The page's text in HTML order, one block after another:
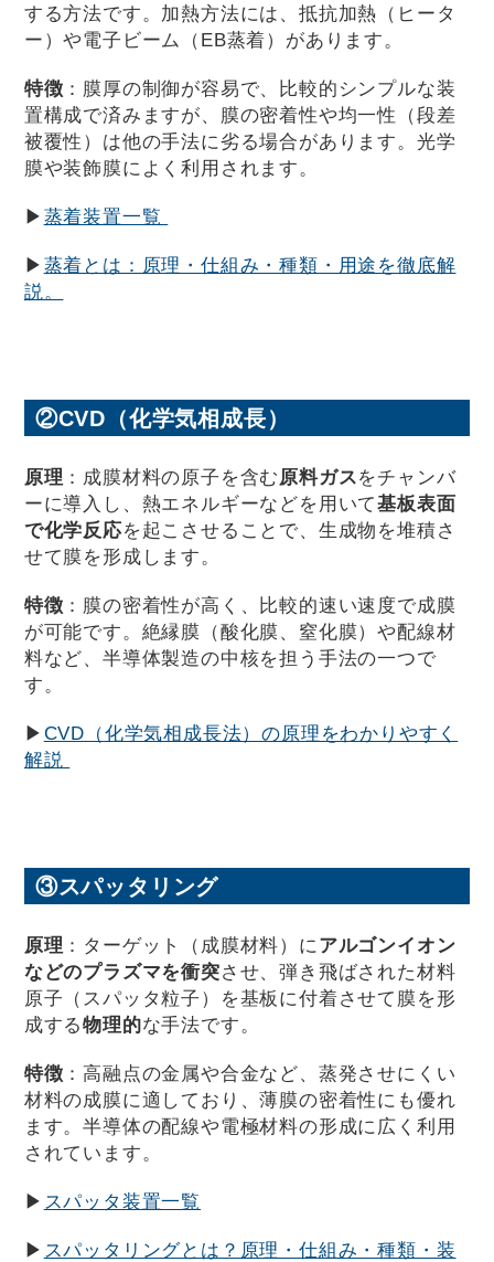
する方法です。加熱方法には、抵抗加熱（ヒータ
ー）や電子ビーム（EB蒸着）があります。
特徴 ：膜厚の制御が容易で、比較的シンプルな装
置構成で済みますが、膜の密着性や均一性（段差
被覆性）は他の手法に劣る場合があります。光学
膜や装飾膜によく利用されます。
▶ 蒸着装置一覧
▶ 蒸着とは：原理・仕組み・種類・用途を徹底解
説。
②CVD（化学気相成長）
原理 ：成膜材料の原子を含む 原料ガスをチャンバ
ーに導入し、熱エネルギーなどを用いて基板表面
で化学反応を起こさせることで、生成物を堆積さ
せて膜を形成します。
特徴 ：膜の密着性が高く、比較的速い速度で成膜
が可能です。絶縁膜（酸化膜、窒化膜）や配線材
料など、半導体製造の中核を担う手法の一つで
す。
▶ CVD（化学気相成長法）の原理をわかりやすく
解説
③スパッタリング
原理 ：ターゲット（成膜材料）に アルゴンイオン
などのプラズマを衝突させ、弾き飛ばされた材料
原子（スパッタ粒子）を基板に付着させて膜を形
成する物理的な手法です。
特徴 ：高融点の金属や合金など、蒸発させにくい
材料の成膜に適しており、薄膜の密着性にも優れ
ます。半導体の配線や電極材料の形成に広く利用
されています。
▶ スパッタ装置一覧
▶ スパッタリングとは？原理・仕組み・種類・装